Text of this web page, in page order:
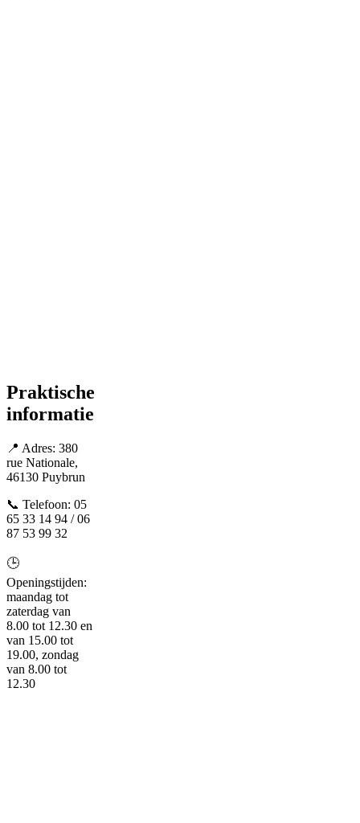
Praktische
informatie
📍 Adres: 380
rue Nationale,
46130 Puybrun
📞 Telefoon: 05
65 33 14 94 / 06
87 53 99 32
🕒
Openingstijden:
maandag tot
zaterdag van
8.00 tot 12.30 en
van 15.00 tot
19.00, zondag
van 8.00 tot
12.30